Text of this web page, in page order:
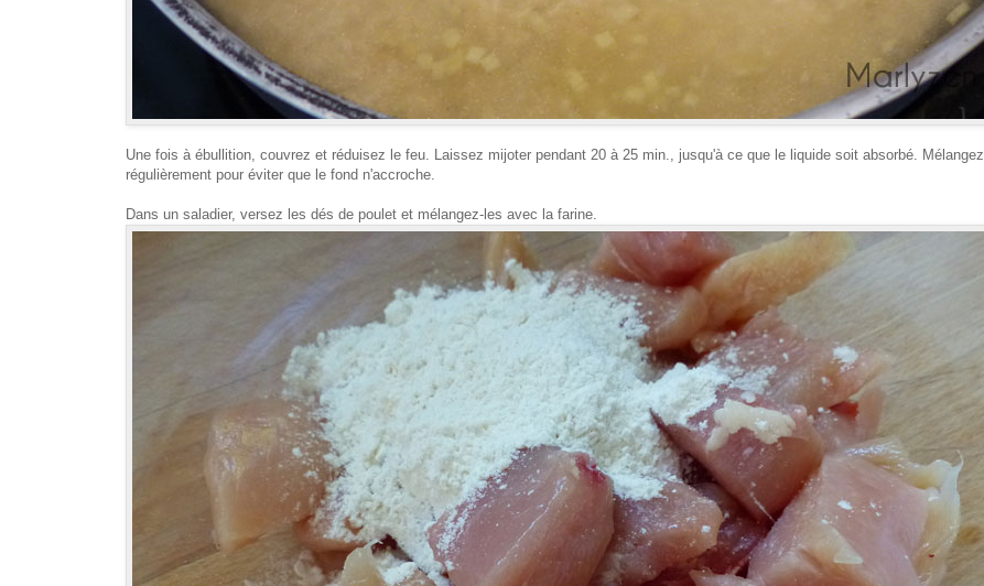
Une fois à ébullition, couvrez et réduisez le feu. Laissez mijoter pendant 20 à 25 min., jusqu'à ce que le liquide soit absorbé. Mélangez
régulièrement pour éviter que le fond n'accroche.
Dans un saladier, versez les dés de poulet et mélangez-les avec la farine.